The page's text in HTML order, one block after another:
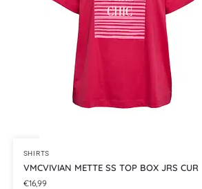
SHIRTS
VMCVIVIAN METTE SS TOP BOX JRS CUR
€16,99